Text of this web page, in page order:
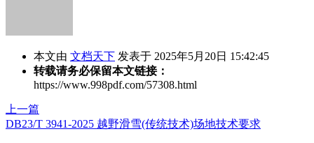
本文由 文档天下 发表于 2025年5月20日 15:42:45
转载请务必保留本文链接：
https://www.998pdf.com/57308.html
上一篇
DB23/T 3941-2025 越野滑雪(传统技术)场地技术要求